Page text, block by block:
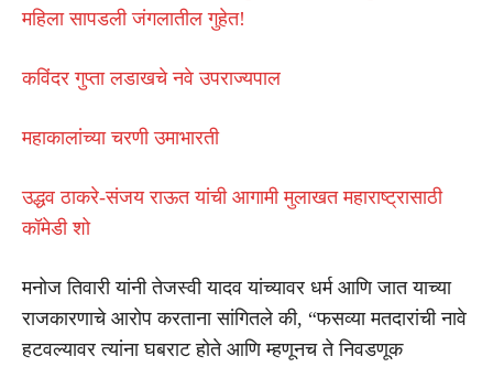
महिला सापडली जंगलातील गुहेत!
कविंदर गुप्ता लडाखचे नवे उपराज्यपाल
महाकालांच्या चरणी उमाभारती
उद्धव ठाकरे-संजय राऊत यांची आगामी मुलाखत महाराष्ट्रासाठी
कॉमेडी शो
मनोज तिवारी यांनी तेजस्वी यादव यांच्यावर धर्म आणि जात याच्या
राजकारणाचे आरोप करताना सांगितले की, “फसव्या मतदारांची नावे
हटवल्यावर त्यांना घबराट होते आणि म्हणूनच ते निवडणूक